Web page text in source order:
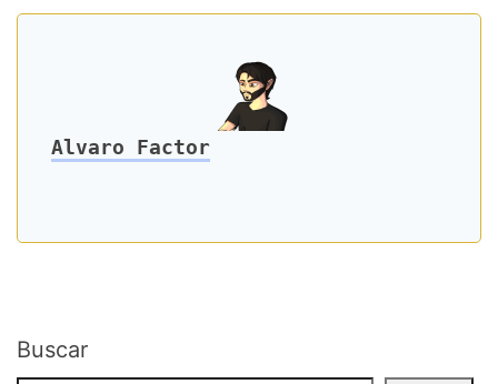
Alvaro Factor
Buscar